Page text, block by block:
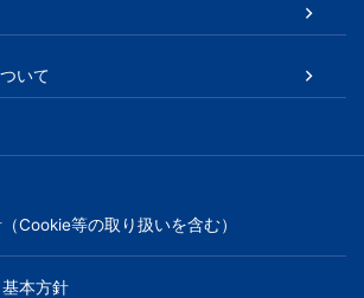
いて
Cookie等の取り扱いを含む）
本方針